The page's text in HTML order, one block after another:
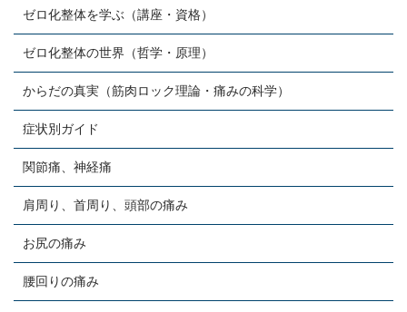
ゼロ化整体を学ぶ（講座・資格）
ゼロ化整体の世界（哲学・原理）
からだの真実（筋肉ロック理論・痛みの科学）
症状別ガイド
関節痛、神経痛
肩周り、首周り、頭部の痛み
お尻の痛み
腰回りの痛み